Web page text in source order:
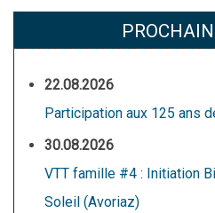
22.08.2026
Participation aux 125 ans
30.08.2026
VTT famille #4 : Initiation
Soleil (Avoriaz)